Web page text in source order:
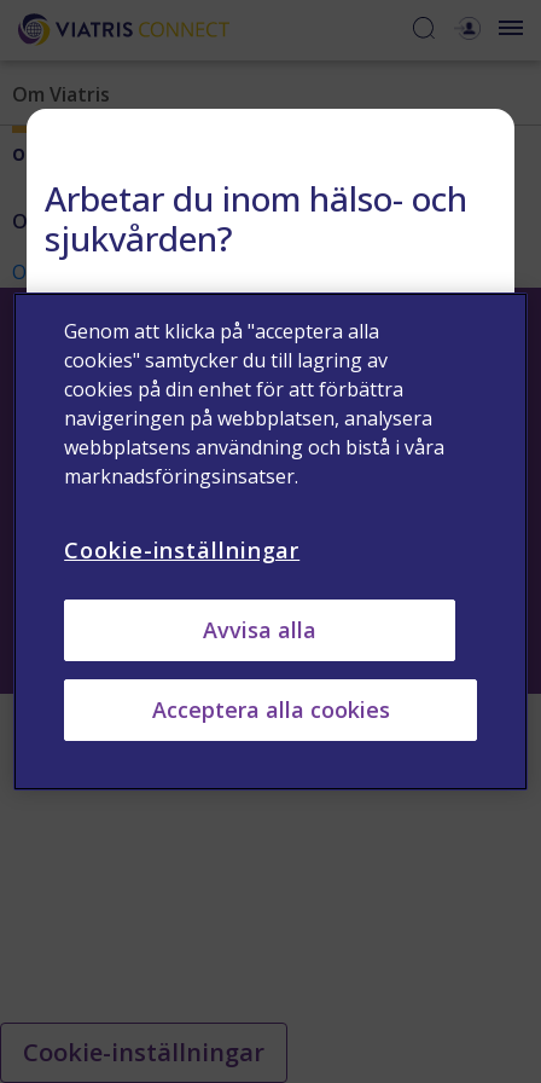
Om Viatris
Om Viatris
Om Viatris
Om Viatris
Kontakta oss Riskminimering
Copyright © 2024 - Viatris - Alla rättigheter reserverade.
Senast uppdaterad: 2024-08-06 | SE-NON-2024-00056 AUG
Arbetar du inom hälso- och
sjukvården?
NEJ
JA
Cookie-inställningar
Genom att klicka på "acceptera alla
cookies" samtycker du till lagring av
cookies på din enhet för att förbättra
navigeringen på webbplatsen, analysera
webbplatsens användning och bistå i våra
marknadsföringsinsatser.
Cookie-inställningar
Avvisa alla
Acceptera alla cookies